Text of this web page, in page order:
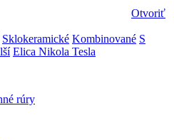
Otvoriť
Sklokeramické Kombinované S
Elica Nikola Tesla
rúry